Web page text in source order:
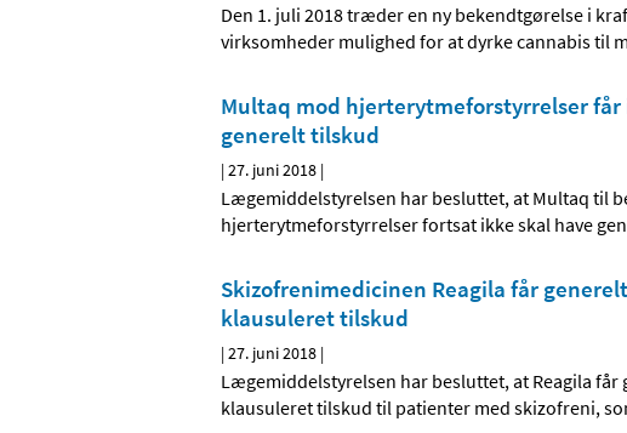
Den 1. juli 2018 træder en ny bekendtgørelse i
virksomheder mulighed for at dyrke cannabis til
Multaq mod hjerterytmeforstyrrelser får
generelt tilskud
|27. juni 2018 |
Lægemiddelstyrelsen har besluttet, at Multaq til
hjerterytmeforstyrrelser fortsat ikke skal have
Skizofrenimedicinen Reagila får generelt
klausuleret tilskud
|27. juni 2018 |
Lægemiddelstyrelsen har besluttet, at Reagila får
klausuleret tilskud til patienter med skizofreni,